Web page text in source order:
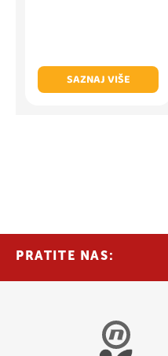
SAZNAJ VIŠE
PRATITE NAS: